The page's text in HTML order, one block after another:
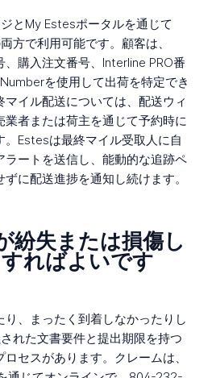
とMy Estesポータルを通じて
方で利用可能です。顧客は、
、購入注文番号、Interline PRO番
を使用して出荷を特定でき
マイル配送については、配送ウィ
業者または荷主を通じて予約時に
Estesは最終マイル受取人に自
ートを送信し、能動的な追跡ペ
に配送進捗を通知し続けます。
紛失または損傷し
ればよいです
、まったく到着しなかったりし
れた文書要件と提出期限を持つ
セスがあります。クレームは、